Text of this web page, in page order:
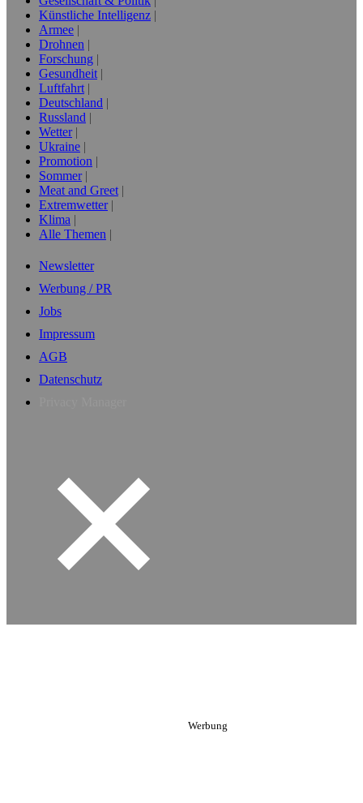
Künstliche Intelligenz
Armee
Drohnen
Forschung
Gesundheit
Luftfahrt
Deutschland
Russland
Wetter
Ukraine
Promotion
Sommer
Meat and Greet
Extremwetter
Klima
Alle Themen
Newsletter
Werbung / PR
Jobs
Impressum
AGB
Datenschutz